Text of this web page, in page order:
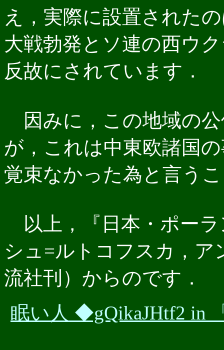
え，実際に設置された
大戦勃発とソ連の西ウ
反故にされています．
因みに，この地域の
が，これは中東欧諸国
覚束なかった為と言う
以上，『日本・ポー
シュ=ルトコフスカ，ア
流社刊）からのです．
眠い人 ◆gQikaJHtf2 in